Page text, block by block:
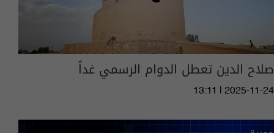
صلاح الدين تعطل الدوام الرسمي غداً
13:11 | 2025-11-24